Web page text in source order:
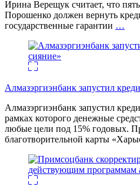
Ирина Верещук считает, что
Порошенко должен вернуть
государственные гарантии …
Алмазэргиэнбанк запустил
Алмазэргиэнбанк запустил
рамках которого денежные
любые цели под 15% годовых.
благотворительной карты